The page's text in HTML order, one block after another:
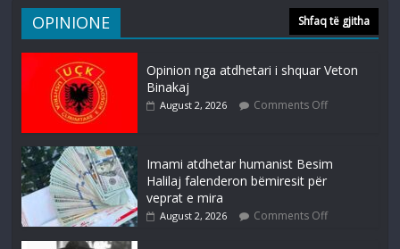
OPINIONE Shfaq të gjitha
Opinion nga atdhetari i shquar Veton
Binakaj
August 2, 2026 Comments Off
Imami atdhetar humanist Besim
Halilaj falenderon bëmiresit për
veprat e mira
August 2, 2026 Comments Off